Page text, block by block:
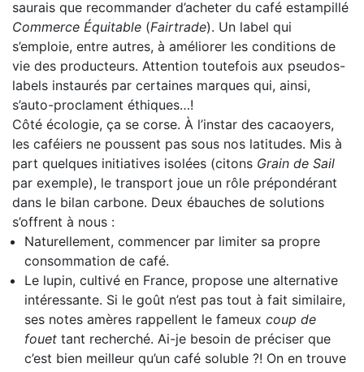
saurais que recommander d’acheter du café estampillé
Commerce Équitable (Fairtrade). Un label qui
s’emploie, entre autres, à améliorer les conditions de
vie des producteurs. Attention toutefois aux pseudos-
labels instaurés par certaines marques qui, ainsi,
s’auto-proclament éthiques…!
Côté écologie, ça se corse. À l’instar des cacaoyers,
les caféiers ne poussent pas sous nos latitudes. Mis à
part quelques initiatives isolées (citons Grain de Sail
par exemple), le transport joue un rôle prépondérant
dans le bilan carbone. Deux ébauches de solutions
s’offrent à nous :
Naturellement, commencer par limiter sa propre
consommation de café.
Le lupin, cultivé en France, propose une alternative
intéressante. Si le goût n’est pas tout à fait similaire,
ses notes amères rappellent le fameux coup de
fouet tant recherché. Ai-je besoin de préciser que
c’est bien meilleur qu’un café soluble ?! On en trouve